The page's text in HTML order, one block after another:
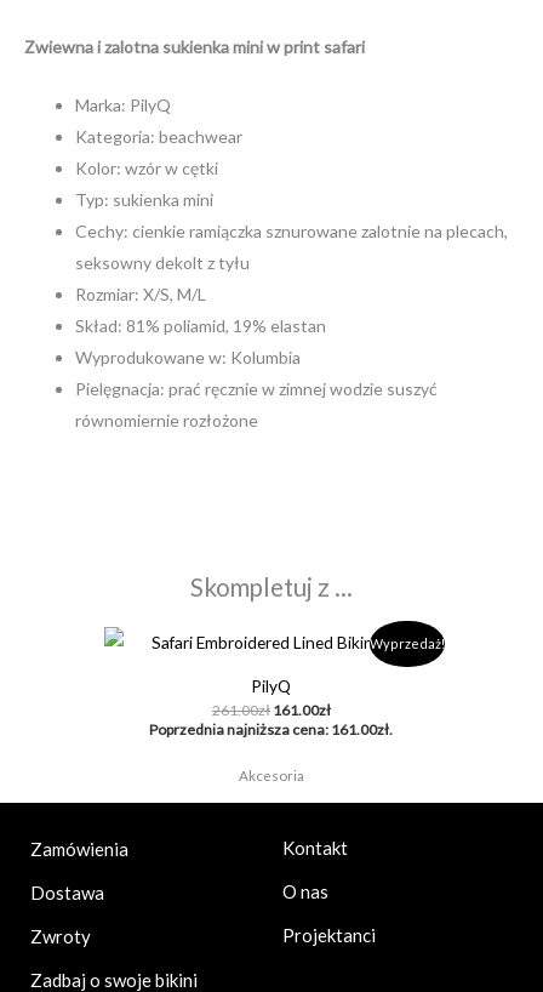
Zwiewna i zalotna sukienka mini w print safari
Marka: PilyQ
Kategoria: beachwear
Kolor: wzór w cętki
Typ: sukienka mini
Cechy: cienkie ramiączka sznurowane zalotnie na plecach,
seksowny dekolt z tyłu
Rozmiar: X/S, M/L
Skład: 81% poliamid, 19% elastan
Wyprodukowane w: Kolumbia
Pielęgnacja: prać ręcznie w zimnej wodzie suszyć
równomiernie rozłożone
Skompletuj z ...
Wyprzedaż!
PilyQ
261.00zł
Pierwotna
cena
261.00zł.
161.00zł
Aktualna
cena
Poprzednia najniższa cena: 161.00zł.
Akcesoria
Zamówienia
Dostawa
Zwroty
Zadbaj o swoje bikini
Kontakt
O nas
Projektanci